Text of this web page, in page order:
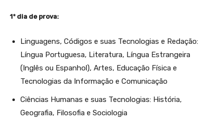
1º dia de prova:
Linguagens, Códigos e suas Tecnologias e Redação:
Língua Portuguesa, Literatura, Língua Estrangeira
(Inglês ou Espanhol), Artes, Educação Física e
Tecnologias da Informação e Comunicação
Ciências Humanas e suas Tecnologias: História,
Geografia, Filosofia e Sociologia